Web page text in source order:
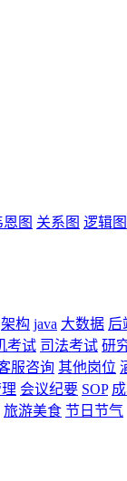
恩图 关系图 逻辑图
架构 java 大数据 后
考试 司法考试 研
服咨询 其他岗位
会议纪要 SOP
旅游美食 节日节气